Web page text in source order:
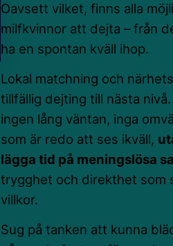
Oavsett vilket, finns alla
milfkvinnor att dejta – från
ha en spontan kväll ihop.
Lokal matchning och
tillfällig dejting till nästa
ingen lång väntan, inga
som är redo att ses ikväll,
lägga tid på meningslösa
trygghet och direkthet som
villkor.
Sug på tanken att kunna